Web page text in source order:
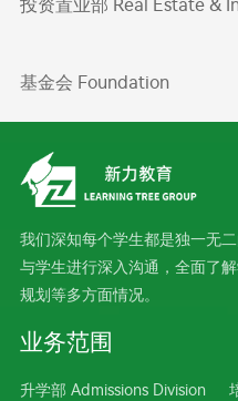
投资置业部 Real Estate &
基金会 Foundation
我们深知每个学生都是独一无
与学生进行深入沟通，全面了
规划等多方面情况。
业务范围
升学部 Admissions Division